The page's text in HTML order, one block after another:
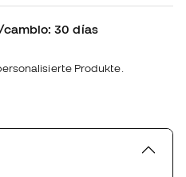
30 días
Produkte.